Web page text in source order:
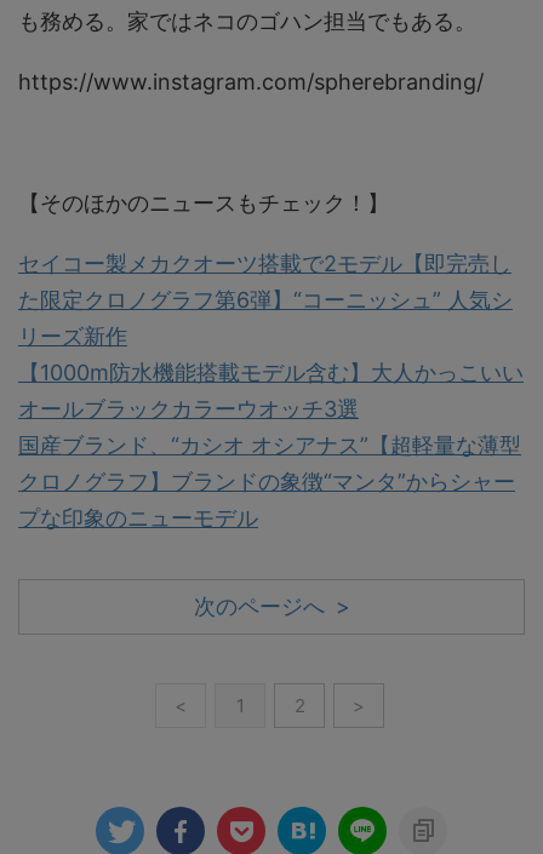
も務める。家ではネコのゴハン担当でもある。
https://www.instagram.com/spherebranding/
【そのほかのニュースもチェック！】
セイコー製メカクオーツ搭載で2モデル【即完売し
た限定クロノグラフ第6弾】“コーニッシュ” 人気シ
リーズ新作
【1000m防水機能搭載モデル含む】大人かっこいい
オールブラックカラーウオッチ3選
国産ブランド、“カシオ オシアナス”【超軽量な薄型
クロノグラフ】ブランドの象徴“マンタ”からシャー
プな印象のニューモデル
次のページへ >
< 1 2 >